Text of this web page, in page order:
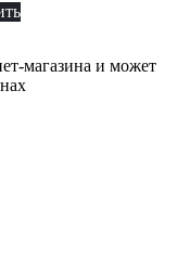
магазина и может